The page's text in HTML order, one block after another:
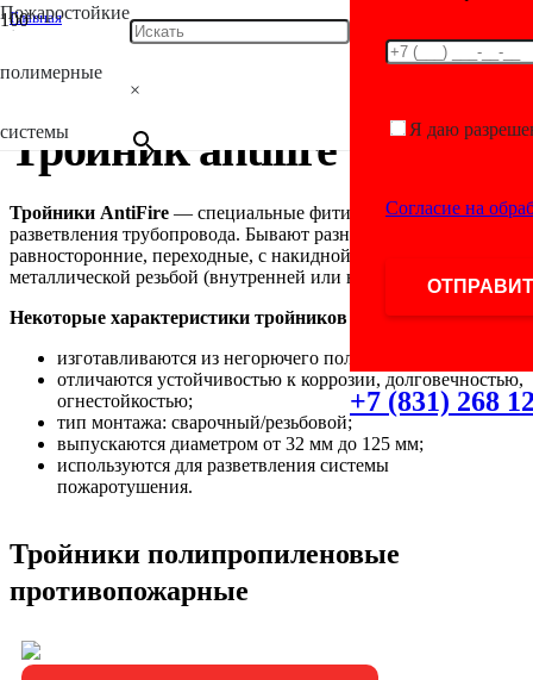
Пожаростойкие
полимерные
системы
×
Я даю
Согласие на
+7 (831) 268
Главная
/
/
Тройник antifire
Тройники AntiFire — специальные фитинги для
разветвления трубопровода. Бывают разных типов:
равносторонние, переходные, с накидной гайкой, с
металлической резьбой (внутренней или наружной).
Некоторые характеристики тройников AntiFire:
изготавливаются из негорючего полипропилена;
отличаются устойчивостью к коррозии, долговечностью,
огнестойкостью;
тип монтажа: сварочный/резьбовой;
выпускаются диаметром от 32 мм до 125 мм;
используются для разветвления системы
пожаротушения.
Тройники полипропиленовые
противопожарные